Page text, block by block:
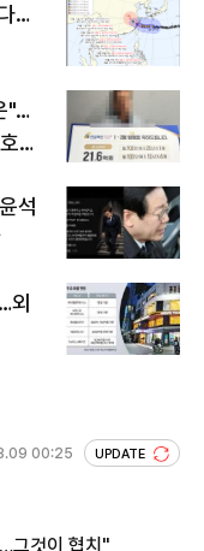
…
"…
조
석
외
00:25 UPDATE
그것이 협치"